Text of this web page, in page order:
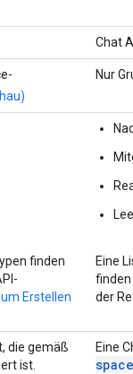
Chat
Nur
finden
Erstellen
Eine
finden
der
die gemäß
ist.
Eine